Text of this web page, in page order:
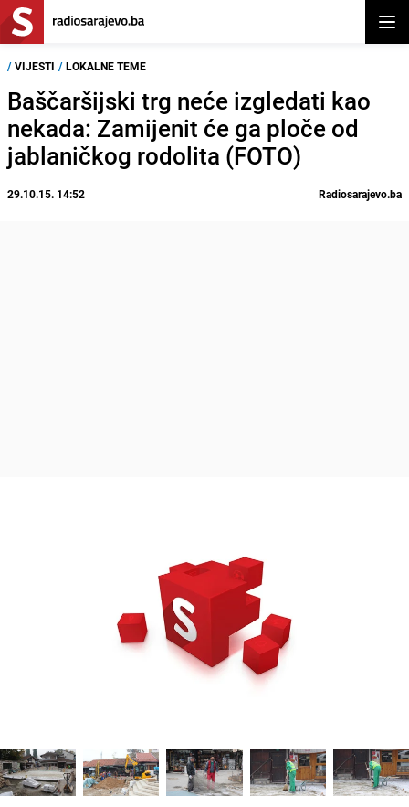
/ VIJESTI / LOKALNE TEME
Baščaršijski trg neće izgledati kao
nekada: Zamijenit će ga ploče od
jablaničkog rodolita (FOTO)
29.10.15. 14:52 Radiosarajevo.ba